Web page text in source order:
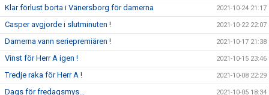
Klar förlust borta i Vänersborg för damerna 2021-10-24 21:17
Casper avgjorde i slutminuten ! 2021-10-22 22:07
Damerna vann seriepremiären ! 2021-10-17 21:38
Vinst för Herr A igen ! 2021-10-15 23:46
Tredje raka för Herr A ! 2021-10-08 22:29
Dags för fredagsmys... 2021-10-05 18:34